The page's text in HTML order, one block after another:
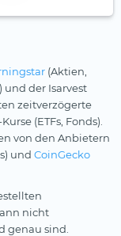
(Aktien,
der Isarvest
zeitverzögerte
(ETFs, Fonds).
von den Anbietern
und CoinGecko
nicht
genau sind.